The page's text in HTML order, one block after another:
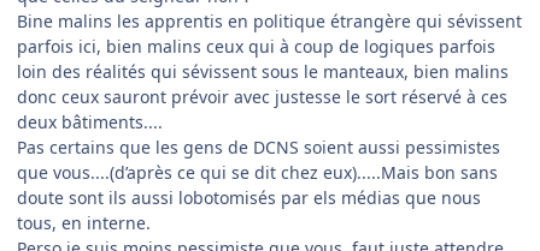
Bine malins les apprentis en politique étrangère qui sévissent
parfois ici, bien malins ceux qui à coup de logiques parfois
loin des réalités qui sévissent sous le manteaux, bien malins
donc ceux sauront prévoir avec justesse le sort réservé à ces
deux bâtiments....
Pas certains que les gens de DCNS soient aussi pessimistes
que vous....(d’après ce qui se dit chez eux).....Mais bon sans
doute sont ils aussi lobotomisés par els médias que nous
tous, en interne.